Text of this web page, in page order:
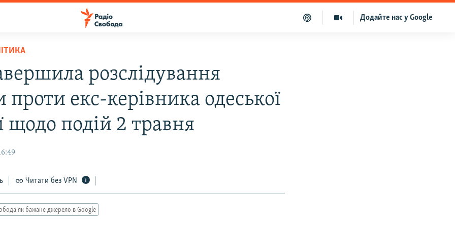
Додайте нас у Google
розслідування
проти екс-керівника одеської
щодо подій 2 травня
Читати без VPN
як бажане джерело в Google